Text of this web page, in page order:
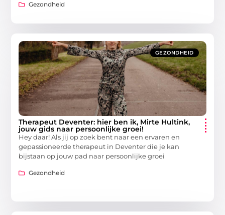
Gezondheid
GEZONDHEID
Therapeut Deventer: hier ben ik, Mirte Hultink,
jouw gids naar persoonlijke groei!
Hey daar! Als jij op zoek bent naar een ervaren en
gepassioneerde therapeut in Deventer die je kan
bijstaan op jouw pad naar persoonlijke groei
Gezondheid